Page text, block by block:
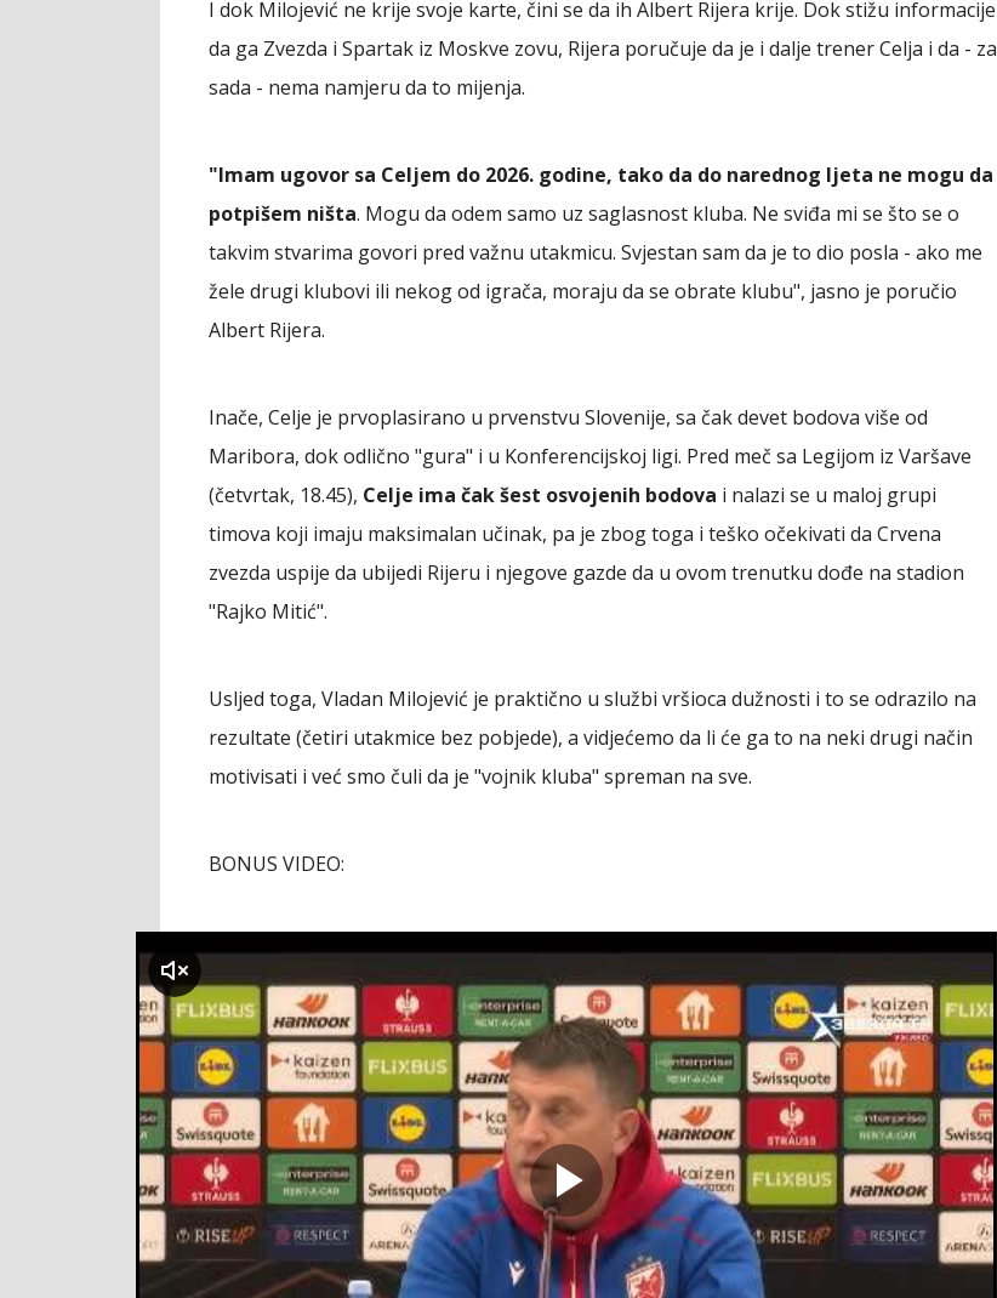
I dok Milojević ne krije svoje karte, čini se da ih Albert Rijera krije. Dok stižu informacije
da ga Zvezda i Spartak iz Moskve zovu, Rijera poručuje da je i dalje trener Celja i da - za
sada - nema namjeru da to mijenja.
"Imam ugovor sa Celjem do 2026. godine, tako da do narednog ljeta ne mogu da
potpišem ništa. Mogu da odem samo uz saglasnost kluba. Ne sviđa mi se što se o
takvim stvarima govori pred važnu utakmicu. Svjestan sam da je to dio posla - ako me
žele drugi klubovi ili nekog od igrača, moraju da se obrate klubu", jasno je poručio
Albert Rijera.
Inače, Celje je prvoplasirano u prvenstvu Slovenije, sa čak devet bodova više od
Maribora, dok odlično "gura" i u Konferencijskoj ligi. Pred meč sa Legijom iz Varšave
(četvrtak, 18.45), Celje ima čak šest osvojenih bodova i nalazi se u maloj grupi
timova koji imaju maksimalan učinak, pa je zbog toga i teško očekivati da Crvena
zvezda uspije da ubijedi Rijeru i njegove gazde da u ovom trenutku dođe na stadion
"Rajko Mitić".
Usljed toga, Vladan Milojević je praktično u službi vršioca dužnosti i to se odrazilo na
rezultate (četiri utakmice bez pobjede), a vidjećemo da li će ga to na neki drugi način
motivisati i već smo čuli da je "vojnik kluba" spreman na sve.
BONUS VIDEO:
klikni za zvuk